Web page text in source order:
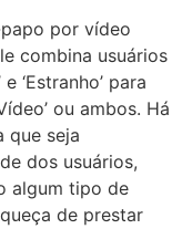
por vídeo
combina usuários
‘Estranho’ para
ou ambos. Há
que seja
dos usuários,
algum tipo de
de prestar